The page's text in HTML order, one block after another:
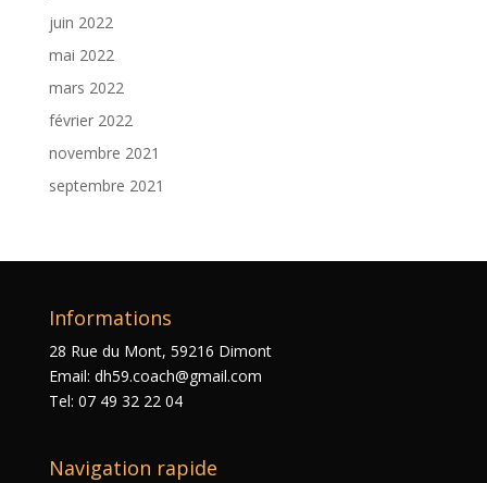
juin 2022
mai 2022
mars 2022
février 2022
novembre 2021
septembre 2021
Informations
28 Rue du Mont, 59216 Dimont
Email: dh59.coach@gmail.com
Tel: 07 49 32 22 04
Navigation rapide